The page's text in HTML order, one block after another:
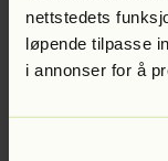
nettstedets
løpende tilpasse
i annonser for å